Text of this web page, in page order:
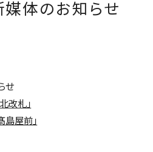
体のお知らせ
せ
改札」
島屋前」